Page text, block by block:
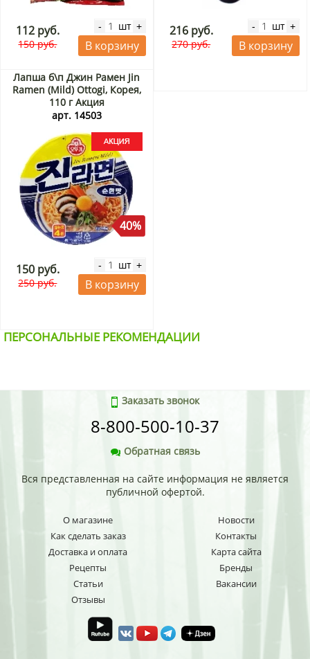
112 руб.
150 руб.
- шт +
В корзину
216 руб.
270 руб.
- шт +
В корзину
Лапша б\п Джин Рамен Jin
Ramen (Mild) Ottogi, Корея,
110 г Акция
арт. 14503
40%
150 руб.
250 руб.
- шт +
В корзину
ПЕРСОНАЛЬНЫЕ РЕКОМЕНДАЦИИ
Заказать звонок
8-800-500-10-37
Обратная связь
Вся представленная на сайте информация не является
публичной офертой.
О магазине
Как сделать заказ
Доставка и оплата
Рецепты
Статьи
Отзывы
Новости
Контакты
Карта сайта
Бренды
Вакансии